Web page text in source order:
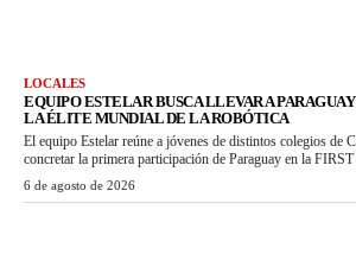
LOCALES
EQUIPO ESTELAR BUSCA LLEVAR A
LA ÉLITE MUNDIAL DE LA ROBÓTICA
El equipo Estelar reúne a jóvenes de distintos colegios de
concretar la primera participación de Paraguay en la
6 de agosto de 2026